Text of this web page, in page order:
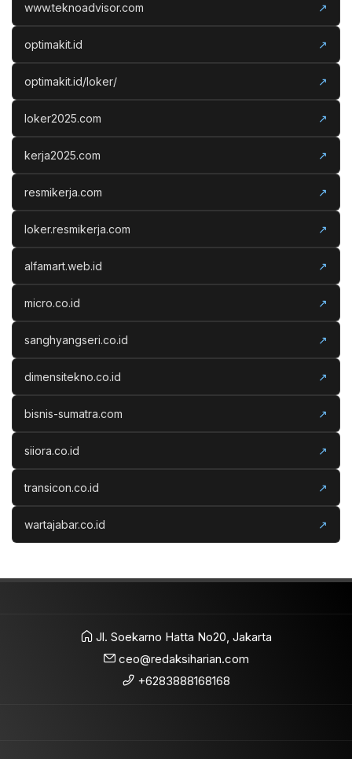
www.teknoadvisor.com ↗
optimakit.id ↗
optimakit.id/loker/ ↗
loker2025.com ↗
kerja2025.com ↗
resmikerja.com ↗
loker.resmikerja.com ↗
alfamart.web.id ↗
micro.co.id ↗
sanghyangseri.co.id ↗
dimensitekno.co.id ↗
bisnis-sumatra.com ↗
siiora.co.id ↗
transicon.co.id ↗
wartajabar.co.id ↗
Jl. Soekarno Hatta No20, Jakarta
ceo@redaksiharian.com
+6283888168168